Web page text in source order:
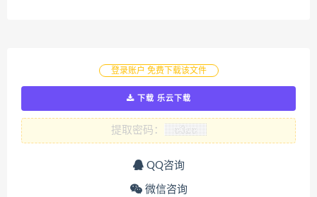
登录账户 免费下载该文件
下载 乐云下载
提取密码：
QQ咨询
微信咨询